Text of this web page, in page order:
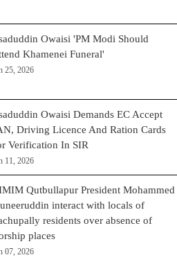
Owaisi 'PM Modi Should
Khamenei Funeral'
25, 2026
Owaisi Demands EC Accept
Driving Licence And Ration Cards
Verification In SIR
11, 2026
Qutbullapur President Mohammed
interact with locals of
residents over absence of
places
07, 2026